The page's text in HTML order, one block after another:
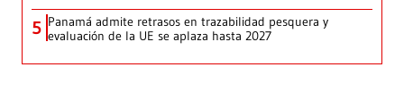
5 Panamá admite retrasos en trazabilidad pesquera y
evaluación de la UE se aplaza hasta 2027